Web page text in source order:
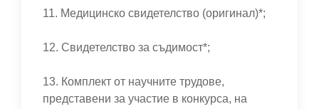
11. Медицинско свидетелство (оригинал)*;
12. Свидетелство за съдимост*;
13. Комплект от научните трудове,
представени за участие в конкурса, на